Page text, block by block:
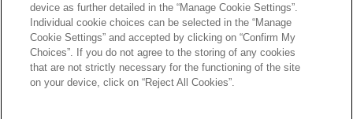
聯絡
*Before sending, please note:
*Information onwww.jonesday.comis for general use and is not
律師廣告聲明 聯繫我們 免責聲明
device as further detailed in the “Manage Cookie Settings”.
Individual cookie choices can be selected in the “Manage
Cookie Settings” and accepted by clicking on “Confirm My
Choices”. If you do not agree to the storing of any cookies
that are not strictly necessary for the functioning of the site
on your device, click on “Reject All Cookies”.